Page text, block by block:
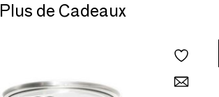
Plus de Cadeaux